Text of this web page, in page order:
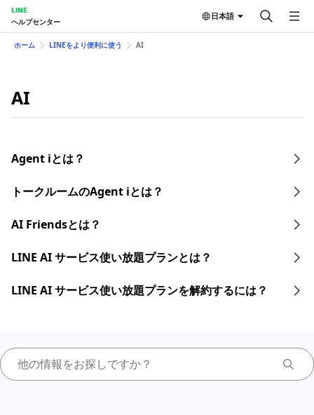
LINE
ヘルプセンター
日本語
ホーム LINEをより便利に使う AI
AI
Agent iとは？
トークルームのAgent iとは？
AI Friendsとは？
LINE AI サービス使い放題プランとは？​
LINE AI サービス使い放題プランを​解約するには？​